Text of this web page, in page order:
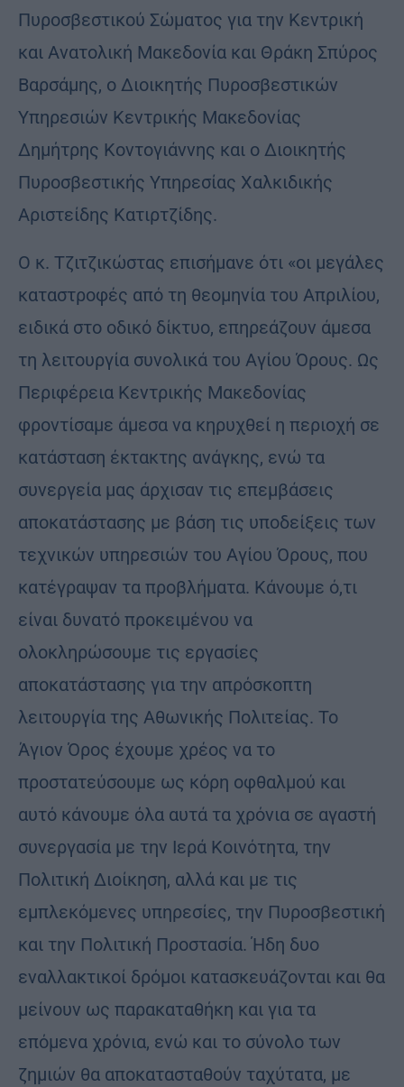
Πυροσβεστικού Σώματος για την Κεντρική
και Ανατολική Μακεδονία και Θράκη Σπύρος
Βαρσάμης, ο Διοικητής Πυροσβεστικών
Υπηρεσιών Κεντρικής Μακεδονίας
Δημήτρης Κοντογιάννης και ο Διοικητής
Πυροσβεστικής Υπηρεσίας Χαλκιδικής
Αριστείδης Κατιρτζίδης.
Ο κ. Τζιτζικώστας επισήμανε ότι «οι μεγάλες
καταστροφές από τη θεομηνία του Απριλίου,
ειδικά στο οδικό δίκτυο, επηρεάζουν άμεσα
τη λειτουργία συνολικά του Αγίου Όρους. Ως
Περιφέρεια Κεντρικής Μακεδονίας
φροντίσαμε άμεσα να κηρυχθεί η περιοχή σε
κατάσταση έκτακτης ανάγκης, ενώ τα
συνεργεία μας άρχισαν τις επεμβάσεις
αποκατάστασης με βάση τις υποδείξεις των
τεχνικών υπηρεσιών του Αγίου Όρους, που
κατέγραψαν τα προβλήματα. Κάνουμε ό,τι
είναι δυνατό προκειμένου να
ολοκληρώσουμε τις εργασίες
αποκατάστασης για την απρόσκοπτη
λειτουργία της Αθωνικής Πολιτείας. Το
Άγιον Όρος έχουμε χρέος να το
προστατεύσουμε ως κόρη οφθαλμού και
αυτό κάνουμε όλα αυτά τα χρόνια σε αγαστή
συνεργασία με την Ιερά Κοινότητα, την
Πολιτική Διοίκηση, αλλά και με τις
εμπλεκόμενες υπηρεσίες, την Πυροσβεστική
και την Πολιτική Προστασία. Ήδη δυο
εναλλακτικοί δρόμοι κατασκευάζονται και θα
μείνουν ως παρακαταθήκη και για τα
επόμενα χρόνια, ενώ και το σύνολο των
ζημιών θα αποκατασταθούν ταχύτατα, με